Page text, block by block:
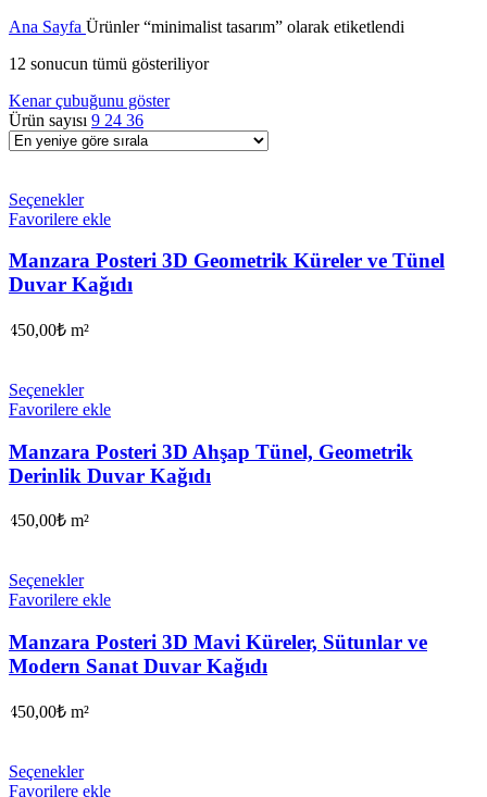
Ana Sayfa Ürünler “minimalist tasarım” olarak etiketlendi
12 sonucun tümü gösteriliyor
Kenar çubuğunu göster
Ürün sayısı 9 24 36
Seçenekler
Favorilere ekle
Manzara Posteri 3D Geometrik Küreler ve Tünel
Duvar Kağıdı
450,00₺ m²
Seçenekler
Favorilere ekle
Manzara Posteri 3D Ahşap Tünel, Geometrik
Derinlik Duvar Kağıdı
450,00₺ m²
Seçenekler
Favorilere ekle
Manzara Posteri 3D Mavi Küreler, Sütunlar ve
Modern Sanat Duvar Kağıdı
450,00₺ m²
Seçenekler
Favorilere ekle